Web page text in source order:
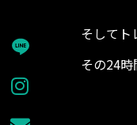
そしてト
その24